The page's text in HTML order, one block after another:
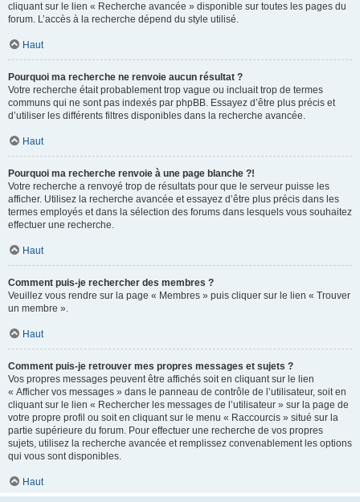
cliquant sur le lien « Recherche avancée » disponible sur toutes les pages du
forum. L’accès à la recherche dépend du style utilisé.
Haut
Pourquoi ma recherche ne renvoie aucun résultat ?
Votre recherche était probablement trop vague ou incluait trop de termes
communs qui ne sont pas indexés par phpBB. Essayez d’être plus précis et
d’utiliser les différents filtres disponibles dans la recherche avancée.
Haut
Pourquoi ma recherche renvoie à une page blanche ?!
Votre recherche a renvoyé trop de résultats pour que le serveur puisse les
afficher. Utilisez la recherche avancée et essayez d’être plus précis dans les
termes employés et dans la sélection des forums dans lesquels vous souhaitez
effectuer une recherche.
Haut
Comment puis-je rechercher des membres ?
Veuillez vous rendre sur la page « Membres » puis cliquer sur le lien « Trouver
un membre ».
Haut
Comment puis-je retrouver mes propres messages et sujets ?
Vos propres messages peuvent être affichés soit en cliquant sur le lien
« Afficher vos messages » dans le panneau de contrôle de l’utilisateur, soit en
cliquant sur le lien « Rechercher les messages de l’utilisateur » sur la page de
votre propre profil ou soit en cliquant sur le menu « Raccourcis » situé sur la
partie supérieure du forum. Pour effectuer une recherche de vos propres
sujets, utilisez la recherche avancée et remplissez convenablement les options
qui vous sont disponibles.
Haut